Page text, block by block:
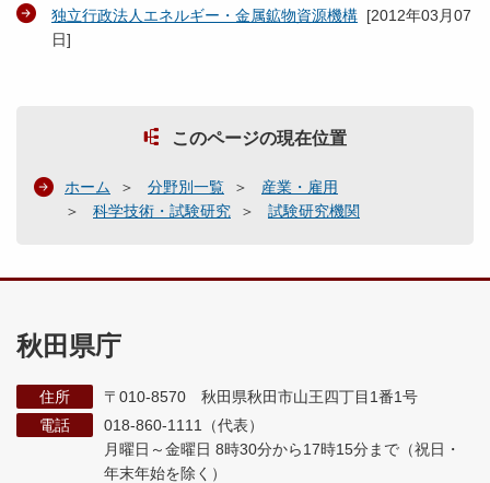
独立行政法人エネルギー・金属鉱物資源機構 [2012年03月07
日]
このページの現在位置
ホーム 分野別一覧
産業・雇用
科学技術・試験研究
試験研究機関
秋田県庁
住所
〒010-8570 秋田県秋田市山王四丁目1番1号
電話
018-860-1111（代表）
月曜日～金曜日 8時30分から17時15分まで （祝日・
年末年始を除く）